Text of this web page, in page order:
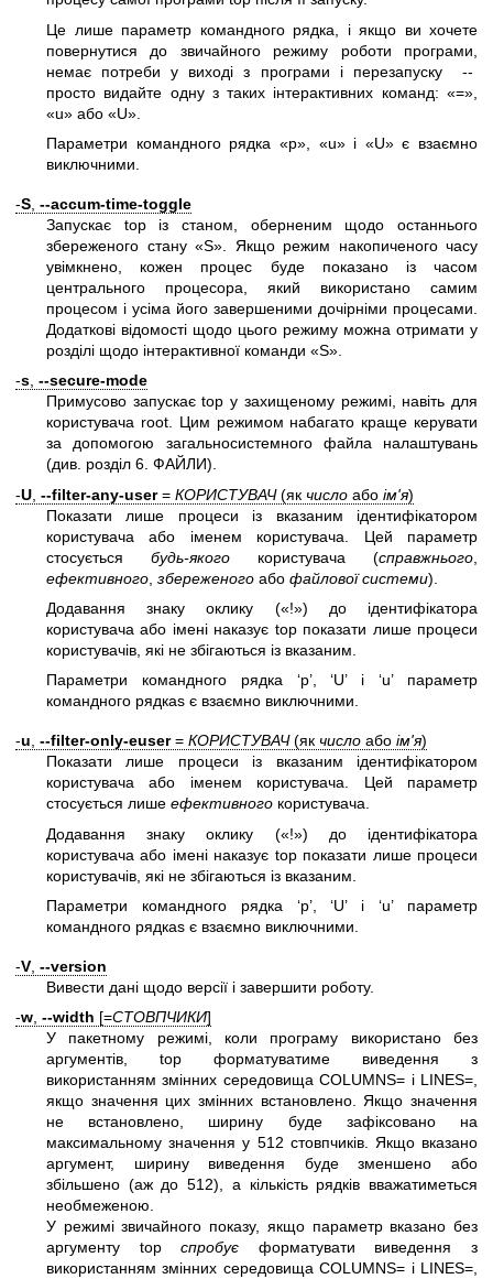
Це лише параметр командного рядка, і якщо ви хочете
повернутися до звичайного режиму роботи програми,
немає потреби у виході з програми і перезапуску --
просто видайте одну з таких інтерактивних команд: «=»,
«u» або «U».
Параметри командного рядка «p», «u» і «U» є взаємно
виключними.
-S --accum-time-toggle
Запускає top із станом, оберненим щодо останнього
збереженого стану «S». Якщо режим накопиченого часу
увімкнено, кожен процес буде показано із часом
центрального процесора, який використано самим
процесом і усіма його завершеними дочірніми процесами.
Додаткові відомості щодо цього режиму можна отримати у
розділі щодо інтерактивної команди «S».
-s, --secure-mode
Примусово запускає top у захищеному режимі, навіть для
користувача root. Цим режимом набагато краще керувати
за допомогою загальносистемного файла налаштувань
(див. розділ 6. ФАЙЛИ).
-U --filter-any-user= КОРИСТУВАЧ(як число або ім'я)
Показати лише процеси із вказаним ідентифікатором
користувача або іменем користувача. Цей параметр
стосується будь-якого користувача (справжнього
ефективного збереженого або файлової системи).
Додавання знаку оклику («!») до ідентифікатора
користувача або імені наказує top показати лише процеси
користувачів, які не збігаються із вказаним.
Параметри командного рядка ‘p’, ‘U’ і ‘u’ параметр
командного рядкаs є взаємно виключними.
-u --filter-only-euser= КОРИСТУВАЧ(як число або ім'я)
Показати лише процеси із вказаним ідентифікатором
користувача або іменем користувача. Цей параметр
стосується лише ефективного користувача.
Додавання знаку оклику («!») до ідентифікатора
користувача або імені наказує top показати лише процеси
користувачів, які не збігаються із вказаним.
Параметри командного рядка ‘p’, ‘U’ і ‘u’ параметр
командного рядкаs є взаємно виключними.
-V --version
Вивести дані щодо версії і завершити роботу.
-w --width [=СТОВПЧИКИ]
У пакетному режимі, коли програму використано без
аргументів, top форматуватиме виведення з
використанням змінних середовища COLUMNS= і LINES=,
якщо значення цих змінних встановлено. Якщо значення
не встановлено, ширину буде зафіксовано на
максимальному значення у 512 стовпчиків. Якщо вказано
аргумент, ширину виведення буде зменшено або
збільшено (аж до 512), а кількість рядків вважатиметься
необмеженою.
У режимі звичайного показу, якщо параметр вказано без
аргументу topспробує форматувати виведення з
використанням змінних середовища COLUMNS= і LINES=,